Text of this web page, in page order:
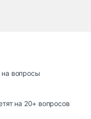
на вопросы
на 20+ вопросов